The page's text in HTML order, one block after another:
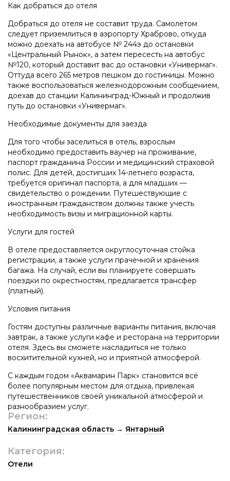
Как добраться до отеля
Добраться до отеля не составит труда. Самолетом
следует приземлиться в аэропорту Храброво, откуда
можно доехать на автобусе № 244э до остановки
«Центральный Рынок», а затем пересесть на автобус
№120, который доставит вас до остановки «Универмаг».
Оттуда всего 265 метров пешком до гостиницы. Можно
также воспользоваться железнодорожным сообщением,
доехав до станции Калининград-Южный и продолжив
путь до остановки «Универмаг».
Необходимые документы для заезда
Для того чтобы заселиться в отель, взрослым
необходимо предоставить ваучер на проживание,
паспорт гражданина России и медицинский страховой
полис. Для детей, достигших 14-летнего возраста,
требуется оригинал паспорта, а для младших —
свидетельство о рождении. Путешествующие с
иностранным гражданством должны также учесть
необходимость визы и миграционной карты.
Услуги для гостей
В отеле предоставляется округлосуточная стойка
регистрации, а также услуги прачечной и хранения
багажа. На случай, если вы планируете совершать
поездки по окрестностям, предлагается трансфер
(платный).
Условия питания
Гостям доступны различные варианты питания, включая
завтрак, а также услуги кафе и ресторана на территории
отеля. Здесь вы сможете насладиться не только
восхитительной кухней, но и приятной атмосферой.
С каждым годом «Аквамарин Парк» становится всё
более популярным местом для отдыха, привлекая
путешественников своей уникальной атмосферой и
разнообразием услуг.
Регион:
Калининградская область → Янтарный
Категория:
Отели